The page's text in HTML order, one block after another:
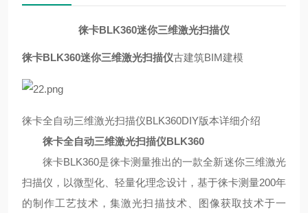
徕卡BLK360迷你三维激光扫描仪
徕卡BLK360迷你三维激光扫描仪古建筑BIM建模
徕卡全自动三维激光扫描仪BLK360DIY版本详细介绍
徕卡全自动三维激光扫描仪BLK360
徕卡BLK360是徕卡测量推出的一款全新迷你三维激光
扫描仪，以微型化、轻量化理念设计，基于徕卡测量200年
的制作工艺技术，集激光扫描技术、图像获取技术于一